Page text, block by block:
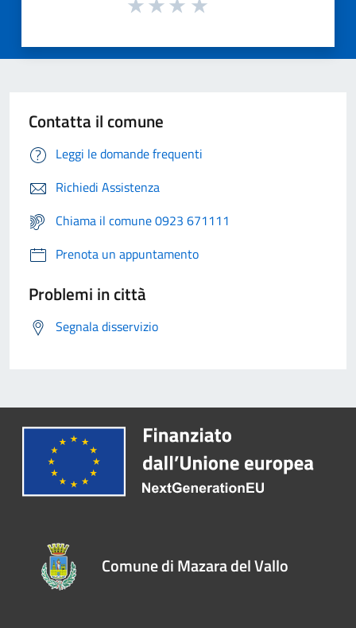
Contatta il comune
Leggi le domande frequenti
Richiedi Assistenza
Chiama il comune 0923 671111
Prenota un appuntamento
Problemi in città
Segnala disservizio
Comune di Mazara del Vallo